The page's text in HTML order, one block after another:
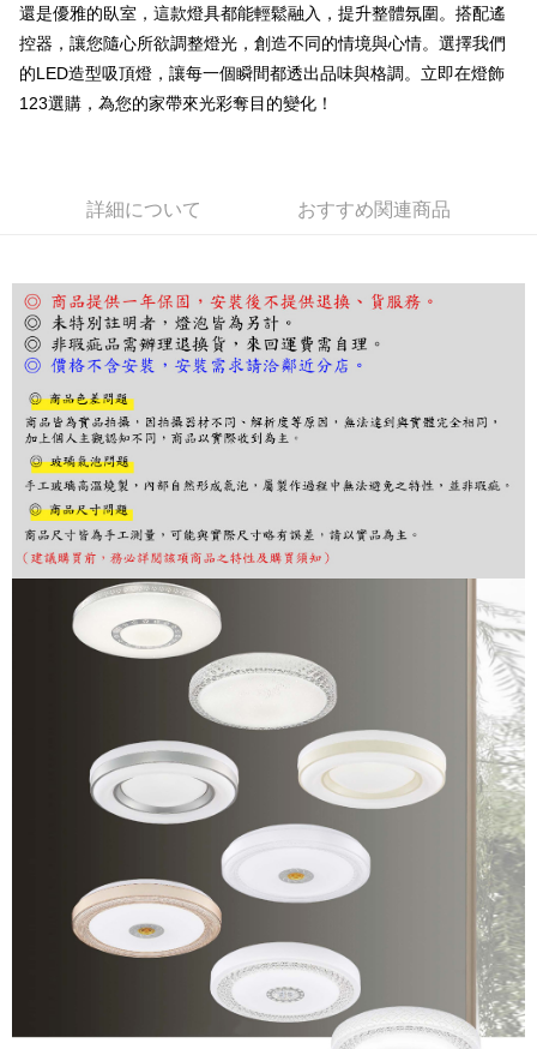
はアプリの通知に従って、4大コンビニ、またはATM/オンラインバンキン
グでお支払いください。
代金納付期限は最短で 14 日以内ですので、ご注意ください。AFTEE アプ
リをダウンロードして AFTEE 会員になるとお支払い期限を最長 45 日以内
を延長できますが、商品を期限内に受け取れない場合があります（例：予
二、支払い限度額
1.初回 AFTEEを ご利用の際に、認証結果及び当社の審査の結果に基づ
き、限度額が設定されます。
2.決済金額は最低NT$20です。
3.現在、台湾の会員のみご利用いただけます。
三、利用規約「AFTEE代金後払い」（以下当サービスという）はネットプ
ロテクションズ（以下 AFTEE という）が提供し、AFTEEが代金を徴収し
ます。当サービスご利用の際に提供しなければならない個人情報（注文者
の氏名、電話番号、受取人の氏名、電話番号、受取人住所を含むがこれに
限らない）は、AFTEEに渡され当サービスで必要な範囲内で利用されま
す。AFTEEの個人情報の収集、処理、利用について、詳細はAFTEE公式ホ
ームページの『個人情報の収集、処理及び利用に関する声明』をご参照く
AFTEEの初回ご利用の際に、審査を通過すれば、最高額がNT$10,000にな
ります。支払い期限を過ぎた場合、その金額に基づいて年利20%の遅延滞
納金が加算されます。未成年の利用者は、事前に法定代理人または後見人
の同意を得ればAFTEEをご利用いただけます。
個人情報の処理、利用について疑問がある、または関連する法律の権利を
行使したい場合は、ネットプロテクションズcs_tw@netprotections.co.jp
にご連絡ください。上記に示した個人情報を、必要な購入注文書とあわせ
てAFTEEにご提供いただく、またはAFTEEにあなたの個人情報の収集、処
理、利用を許可することににご同意いただけない場合は、当サービスを選
還是優雅的臥室，這款燈具都能輕鬆融入，提升整體氛圍。搭配遙
控器，讓您隨心所欲調整燈光，創造不同的情境與心情。選擇我們
的LED造型吸頂燈，讓每一個瞬間都透出品味與格調。立即在燈飾
123選購，為您的家帶來光彩奪目的變化！
詳細について おすすめ関連商品